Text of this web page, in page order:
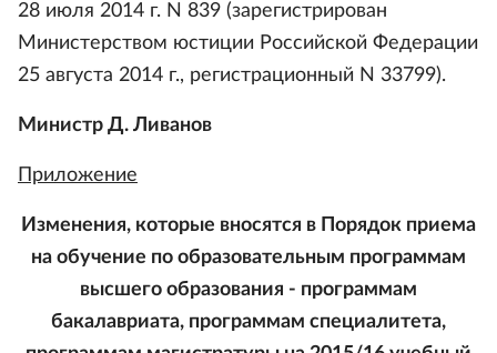
28 июля 2014 г. N 839 (зарегистрирован
Министерством юстиции Российской Федерации
25 августа 2014 г., регистрационный N 33799).
Министр Д. Ливанов
Приложение
Изменения, которые вносятся в Порядок приема
на обучение по образовательным программам
высшего образования - программам
бакалавриата, программам специалитета,